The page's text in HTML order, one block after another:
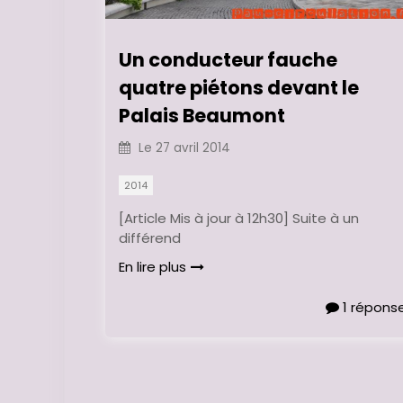
Un conducteur fauche
quatre piétons devant le
Palais Beaumont
Le 27 avril 2014
2014
[Article Mis à jour à 12h30] Suite à un
différend
En lire plus
1